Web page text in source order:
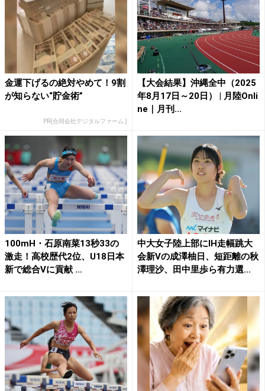
金運下げるの絶対やめて！9割
が知らない“貯金術”
PR(合同会社デジタルファーム )
【大会結果】沖縄全中（2025
年8月17日～20日） | 月陸Onli
ne｜月刊...
100mH・石原南菜13秒33の
激走！高校歴代2位、U18日本
新で総合Vに貢献 ...
中大女子陸上部にIH走幅跳大
会新Vの成澤柚日、短距離の秋
澤理沙、田中里歩ら有力選...